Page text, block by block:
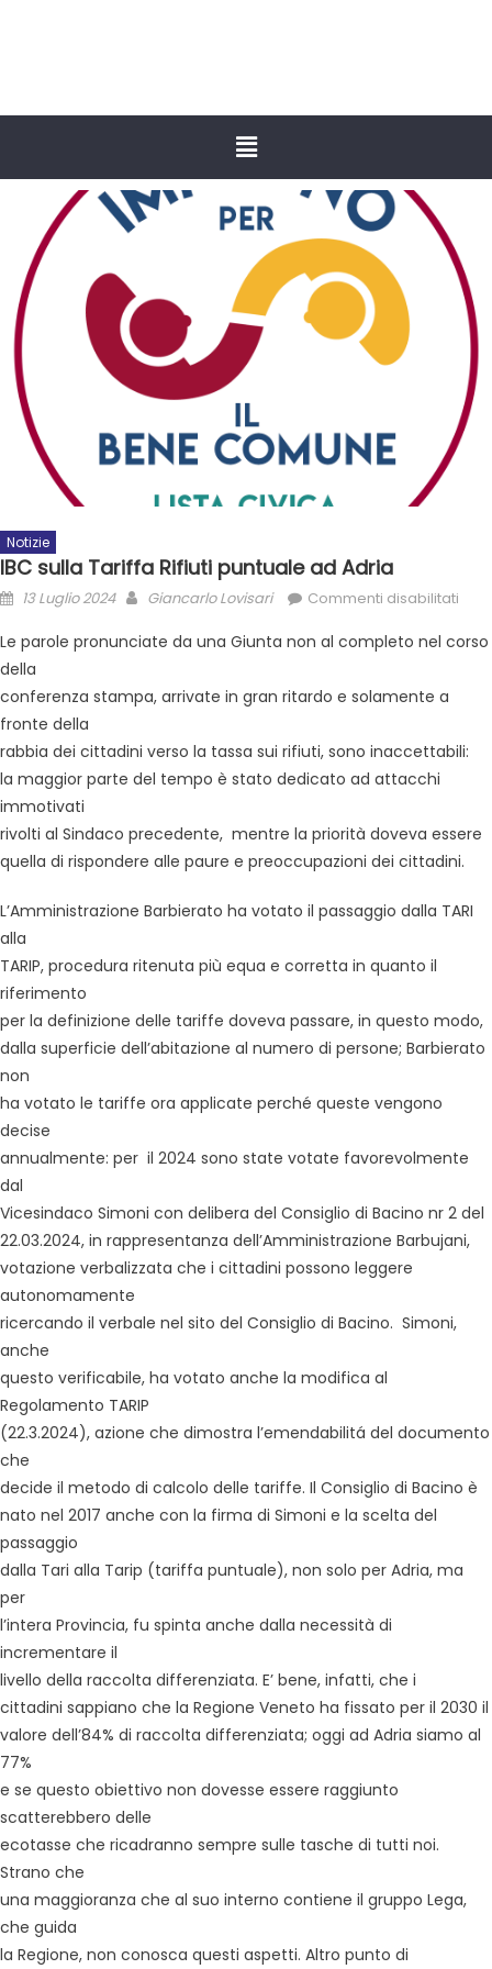
Notizie
IBC sulla Tariffa Rifiuti puntuale ad Adria
13 Luglio 2024 Giancarlo Lovisari Commenti disabilitati
Le parole pronunciate da una Giunta non al completo nel corso
della
conferenza stampa, arrivate in gran ritardo e solamente a
fronte della
rabbia dei cittadini verso la tassa sui rifiuti, sono inaccettabili:
la maggior parte del tempo è stato dedicato ad attacchi
immotivati
rivolti al Sindaco precedente, mentre la priorità doveva essere
quella di rispondere alle paure e preoccupazioni dei cittadini.
L’Amministrazione Barbierato ha votato il passaggio dalla TARI
alla
TARIP, procedura ritenuta più equa e corretta in quanto il
riferimento
per la definizione delle tariffe doveva passare, in questo modo,
dalla superficie dell’abitazione al numero di persone; Barbierato
non
ha votato le tariffe ora applicate perché queste vengono
decise
annualmente: per il 2024 sono state votate favorevolmente
dal
Vicesindaco Simoni con delibera del Consiglio di Bacino nr 2 del
22.03.2024, in rappresentanza dell’Amministrazione Barbujani,
votazione verbalizzata che i cittadini possono leggere
autonomamente
ricercando il verbale nel sito del Consiglio di Bacino. Simoni,
anche
questo verificabile, ha votato anche la modifica al
Regolamento TARIP
(22.3.2024), azione che dimostra l’emendabilitá del documento
che
decide il metodo di calcolo delle tariffe. Il Consiglio di Bacino è
nato nel 2017 anche con la firma di Simoni e la scelta del
passaggio
dalla Tari alla Tarip (tariffa puntuale), non solo per Adria, ma
per
l’intera Provincia, fu spinta anche dalla necessità di
incrementare il
livello della raccolta differenziata. E’ bene, infatti, che i
cittadini sappiano che la Regione Veneto ha fissato per il 2030 il
valore dell’84% di raccolta differenziata; oggi ad Adria siamo al
77%
e se questo obiettivo non dovesse essere raggiunto
scatterebbero delle
ecotasse che ricadranno sempre sulle tasche di tutti noi.
Strano che
una maggioranza che al suo interno contiene il gruppo Lega,
che guida
la Regione, non conosca questi aspetti. Altro punto di